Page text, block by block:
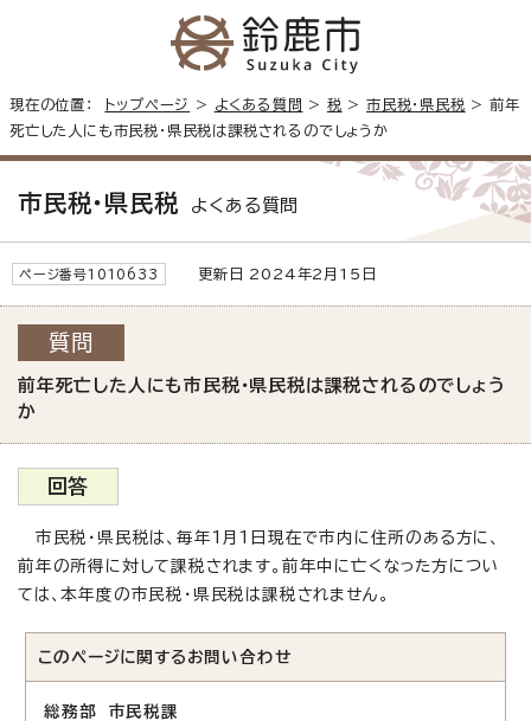
現在の位置： トップページ > よくある質問 > 税 >市民税・県民税 > 前年
死亡した人にも市民税・県民税は課税されるのでしょうか
市民税・県民税 よくある質問
ページ番号1010633 更新日 2024年2月15日
質問
前年死亡した人にも市民税・県民税は課税されるのでしょう
か
回答
市民税・県民税は、毎年1月1日現在で市内に住所のある方に、
前年の所得に対して課税されます。前年中に亡くなった方につい
ては、本年度の市民税・県民税は課税されません。
このページに関する お問い合わせ
総務部 市民税課